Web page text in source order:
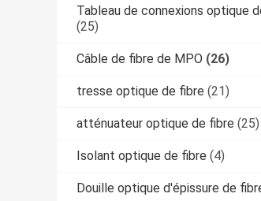
Tableau de connexions optique
(25)
Câble de fibre de MPO (26)
tresse optique de fibre (21)
atténuateur optique de fibre (25)
Isolant optique de fibre (4)
Douille optique d'épissure de